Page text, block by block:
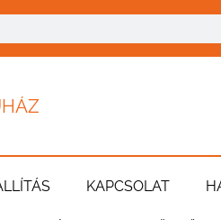
KAPCSOLAT